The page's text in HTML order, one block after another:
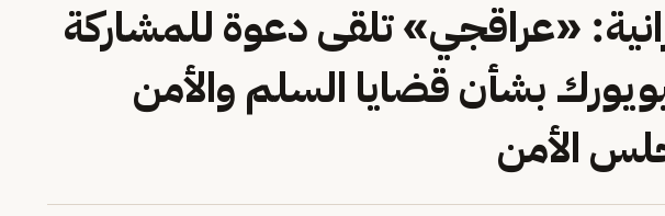
«عراقجي» تلقى دعوة للمشاركة
بشأن قضايا السلم والأمن
الأمن